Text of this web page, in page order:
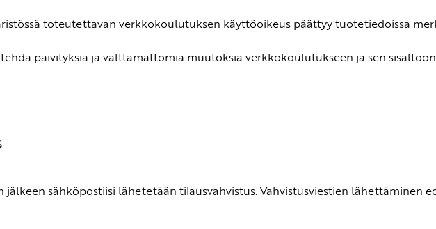
toteutettavan verkkokoulutuksen käyttöoikeus päättyy tuotetiedoissa
päivityksiä ja välttämättömiä muutoksia verkkokoulutukseen ja sen
jälkeen sähköpostiisi lähetetään tilausvahvistus. Vahvistusviestien lähettäminen